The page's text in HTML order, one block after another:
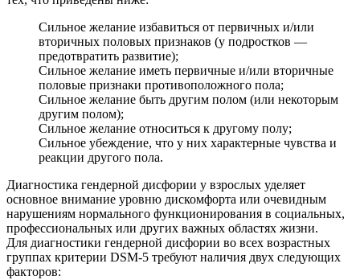
Сильное желание избавиться от первичных и/или
вторичных половых признаков (у подростков —
предотвратить развитие);
Сильное желание иметь первичные и/или вторичные
половые признаки противоположного пола;
Сильное желание быть другим полом (или некоторым
другим полом);
Сильное желание относиться к другому полу;
Сильное убеждение, что у них характерные чувства и
реакции другого пола.
Диагностика гендерной дисфории у взрослых уделяет
основное внимание уровню дискомфорта или очевидным
нарушениям нормального функционирования в социальных,
профессиональных или других важных областях жизни.
Для диагностики гендерной дисфории во всех возрастных
группах критерии DSM-5 требуют наличия двух следующих
факторов: